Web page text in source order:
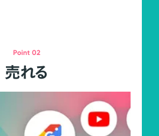
Point 02
売れる